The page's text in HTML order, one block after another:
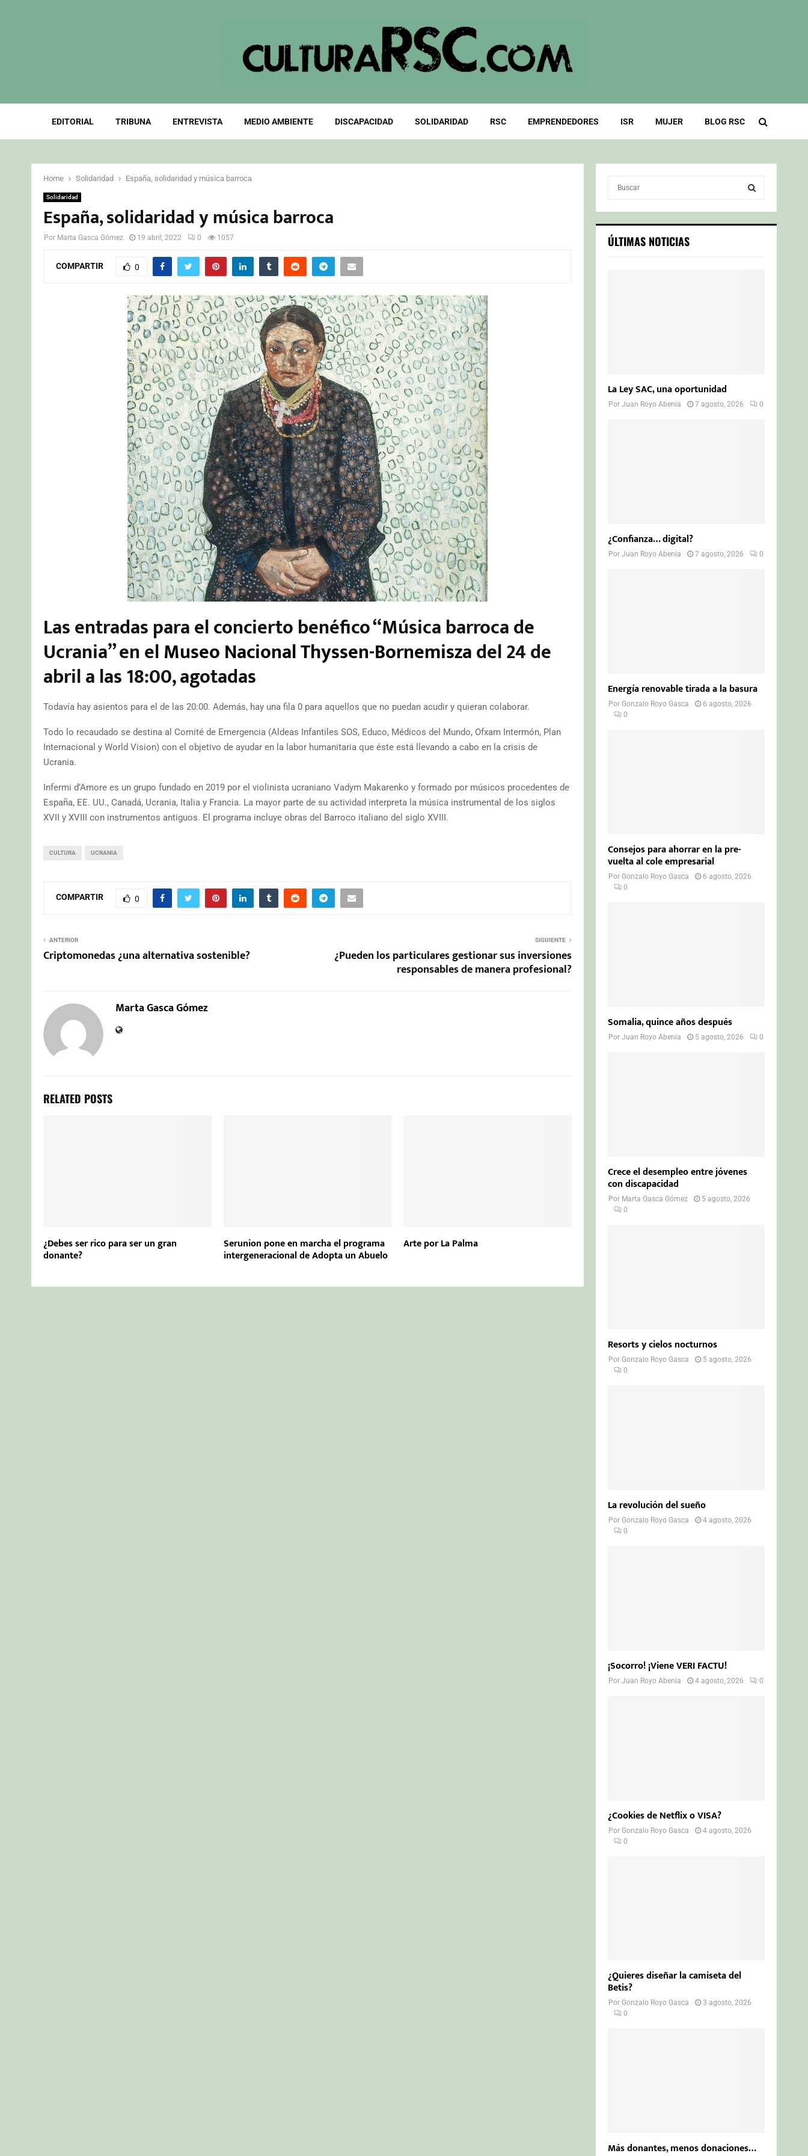
EDITORIAL TRIBUNA ENTREVISTA MEDIO AMBIENTE DISCAPACIDAD SOLIDARIDAD RSC EMPRENDEDORES ISR MUJER BLOG RSC
Home Solidaridad España, solidaridad y música barroca
Solidaridad
España, solidaridad y música barroca
Por Marta Gasca Gómez 19 abril, 2022 0 1057
COMPARTIR 0
Las entradas para el concierto benéfico “Música barroca de
Ucrania” en elMuseo Nacional Thyssen-Bornemiszadel 24 de
abril a las 18:00, agotadas
Todavía hay asientos para el de las 20:00. Además, hay una fila 0 para aquellos que no puedan acudir y quieran colaborar.
Todo lo recaudado se destina al Comité de Emergencia (Aldeas Infantiles SOS, Educo, Médicos del Mundo, Ofxam Intermón, Plan
Internacional y World Vision) con el objetivo de ayudar en la labor humanitaria que éste está llevando a cabo en la crisis de
Ucrania.
Infermi d’Amore es un grupo fundado en 2019 por el violinista ucraniano Vadym Makarenko y formado por músicos procedentes de
España, EE. UU., Canadá, Ucrania, Italia y Francia. La mayor parte de su actividad interpreta la música instrumental de los siglos
XVII y XVIII con instrumentos antiguos. El programa incluye obras del Barroco italiano del siglo XVIII.
CULTURA UCRANIA
COMPARTIR 0
ANTERIOR
Criptomonedas ¿una alternativa sostenible?
SIGUIENTE
¿Pueden los particulares gestionar sus inversiones
responsables de manera profesional?
Marta Gasca Gómez
RELATED POSTS
¿Debes ser rico para ser un gran
donante?
Serunion pone en marcha el programa
intergeneracional de Adopta un Abuelo
Arte por La Palma
c
h
S
ÚLTIMAS NOTICIAS
La Ley SAC, una oportunidad
PorJuan Royo Abenia 7 agosto, 2026 0
¿Confianza… digital?
PorJuan Royo Abenia 7 agosto, 2026 0
Energía renovable tirada a la basura
PorGonzalo Royo Gasca
6 agosto, 2026
0
Consejos para ahorrar en la pre-
vuelta al cole empresarial
PorGonzalo Royo Gasca
6 agosto, 2026
0
Somalia, quince años después
PorJuan Royo Abenia 5 agosto, 2026 0
Crece el desempleo entre jóvenes
con discapacidad
Por Marta Gasca Gómez
5 agosto, 2026
0
Resorts y cielos nocturnos
PorGonzalo Royo Gasca
5 agosto, 2026
0
La revolución del sueño
PorGonzalo Royo Gasca
4 agosto, 2026
0
¡Socorro! ¡Viene VERI FACTU!
PorJuan Royo Abenia 4 agosto, 2026 0
¿Cookies de Netflix o VISA?
PorGonzalo Royo Gasca
4 agosto, 2026
0
¿Quieres diseñar la camiseta del
Betis?
PorGonzalo Royo Gasca
3 agosto, 2026
0
Más donantes, menos donaciones…